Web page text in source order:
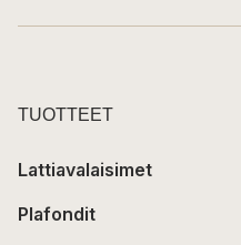
TUOTTEET
Lattiavalaisimet
Plafondit